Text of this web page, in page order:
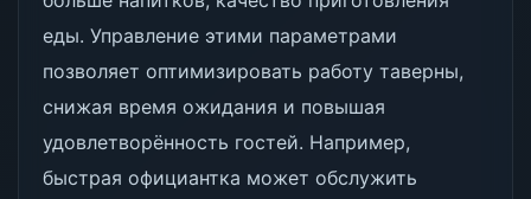
еды. Управление этими параметрами
позволяет оптимизировать работу таверны,
снижая время ожидания и повышая
удовлетворённость гостей. Например,
быстрая официантка может обслужить